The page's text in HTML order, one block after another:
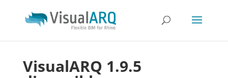
VisualARQ 1.9.5